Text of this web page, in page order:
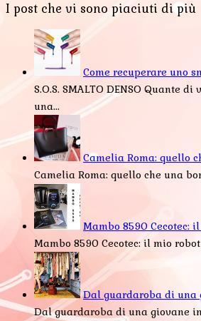
I post che vi sono piaciuti di più
Come recuperare uno
S.O.S. SMALTO DENSO Quante
una...
Camelia Roma: quello
Camelia Roma: quello che una
Mambo 8590 Cecotec:
Mambo 8590 Cecotec: il mio
Dal guardaroba di una
Dal guardaroba di una giovane